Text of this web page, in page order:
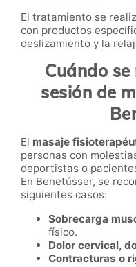
El tratamiento se
con productos
deslizamiento y la
Cuándo
sesión de
El masaje
personas con
deportistas o
En Benetússer, se
siguientes casos:
Sobrecarga
físico.
Dolor cervical,
Contracturas o